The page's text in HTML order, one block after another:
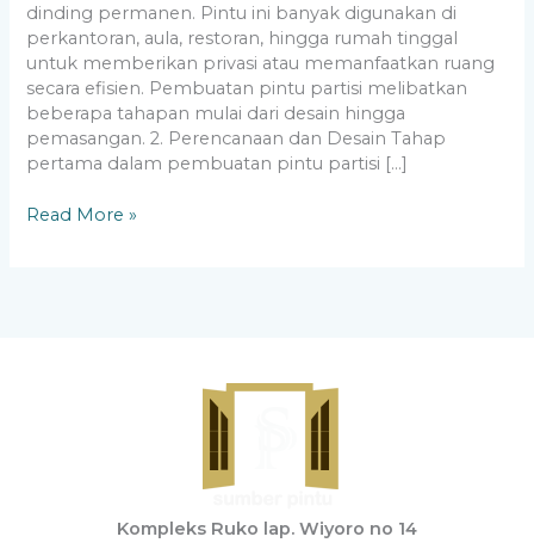
dinding permanen. Pintu ini banyak digunakan di
perkantoran, aula, restoran, hingga rumah tinggal
untuk memberikan privasi atau memanfaatkan ruang
secara efisien. Pembuatan pintu partisi melibatkan
beberapa tahapan mulai dari desain hingga
pemasangan. 2. Perencanaan dan Desain Tahap
pertama dalam pembuatan pintu partisi […]
Read More »
Kompleks Ruko lap. Wiyoro no 14